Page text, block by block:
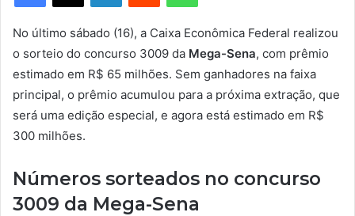
No último sábado (16), a Caixa Econômica Federal realizou
o sorteio do concurso 3009 da Mega-Sena, com prêmio
estimado em R$ 65 milhões. Sem ganhadores na faixa
principal, o prêmio acumulou para a próxima extração, que
será uma edição especial, e agora está estimado em R$
300 milhões.
Números sorteados no concurso
3009 da Mega-Sena